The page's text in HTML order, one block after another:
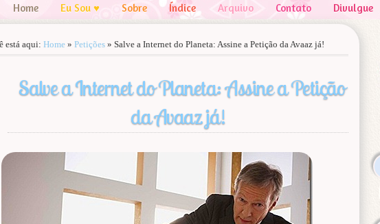
Home Eu Sou ♥ Sobre Índice Arquivo Contato Divulgue
está aqui: Home » Petições » Salve a Internet do Planeta: Assine a Petição da Avaaz já!
Salve a Internet do Planeta: Assine a Petição
da Avaaz já!